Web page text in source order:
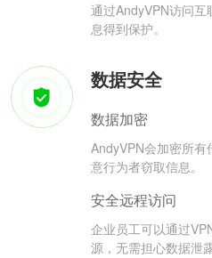
通过AndyVPN访问
息得到保护。
数据安全
数据加密
AndyVPN会加密所
意行为者窃取信息。
安全远程访问
企业员工可以通过
源，无需担心数据泄露